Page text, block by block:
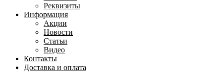
Реквизиты
Информация
Акции
Новости
Статьи
Видео
Контакты
Доставка и оплата